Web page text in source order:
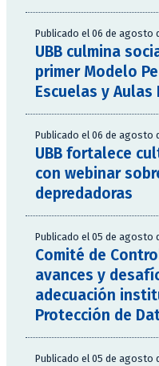
Publicado el 06 de agosto
UBB culmina
primer Modelo
Escuelas y
Publicado el 06 de agosto
UBB fortalece
con webinar
depredadoras
Publicado el 05 de agosto
Comité de
avances y
adecuación
Protección de
Publicado el 05 de agosto